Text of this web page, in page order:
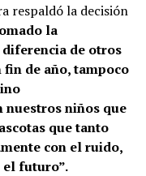
respaldó la decisión
la
de otros
de año, tampoco
nuestros niños que
que tanto
con el ruido,
el futuro”.